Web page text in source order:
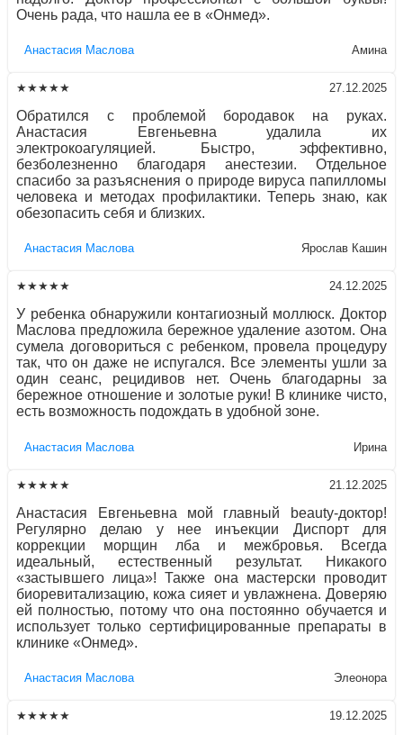
Очень рада, что нашла ее в «Онмед».
Aнaстaсия Маслова Амина
★★★★★ 27.12.2025
Обратился с проблемой бородавок на руках.
Анастасия Евгеньевна удалила их
электрокоагуляцией. Быстро, эффективно,
безболезненно благодаря анестезии. Отдельное
спасибо за разъяснения о природе вируса папилломы
человека и методах профилактики. Теперь знаю, как
обезопасить себя и близких.
Aнaстaсия Маслова Ярослав Кашин
★★★★★ 24.12.2025
У ребенка обнаружили контагиозный моллюск. Доктор
Маслова предложила бережное удаление азотом. Она
сумела договориться с ребенком, провела процедуру
так, что он даже не испугался. Все элементы ушли за
один сеанс, рецидивов нет. Очень благодарны за
бережное отношение и золотые руки! В клинике чисто,
есть возможность подождать в удобной зоне.
Aнaстaсия Маслова Ирина
★★★★★ 21.12.2025
Анастасия Евгеньевна мой главный beauty-доктор!
Регулярно делаю у нее инъекции Диспорт для
коррекции морщин лба и межбровья. Всегда
идеальный, естественный результат. Никакого
«застывшего лица»! Также она мастерски проводит
биоревитализацию, кожа сияет и увлажнена. Доверяю
ей полностью, потому что она постоянно обучается и
использует только сертифицированные препараты в
клинике «Онмед».
Aнaстaсия Маслова Элеонора
★★★★★ 19.12.2025